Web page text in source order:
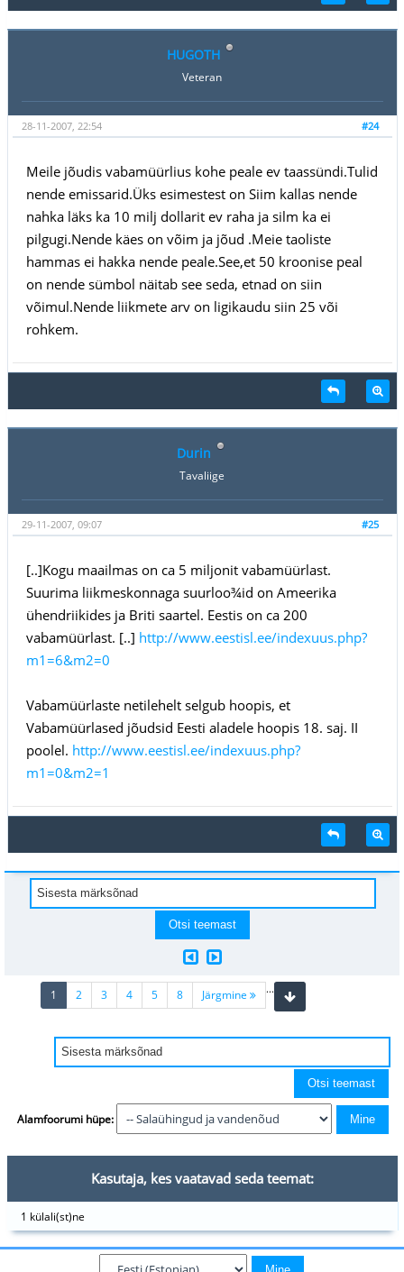
HUGOTH
Veteran
#24
28-11-2007, 22:54
Meile jõudis vabamüürlius kohe peale ev taassündi.Tulid
nende emissarid.Üks esimestest on Siim kallas nende
nahka läks ka 10 milj dollarit ev raha ja silm ka ei
pilgugi.Nende käes on võim ja jõud .Meie taoliste
hammas ei hakka nende peale.See,et 50 kroonise peal
on nende sümbol näitab see seda, etnad on siin
võimul.Nende liikmete arv on ligikaudu siin 25 või
rohkem.
Durin
Tavaliige
#25
29-11-2007, 09:07
[..]Kogu maailmas on ca 5 miljonit vabamüürlast.
Suurima liikmeskonnaga suurloo¾id on Ameerika
ühendriikides ja Briti saartel. Eestis on ca 200
vabamüürlast. [..] http://www.eestisl.ee/indexuus.php?
m1=6&m2=0
Vabamüürlaste netilehelt selgub hoopis, et
Vabamüürlased jõudsid Eesti aladele hoopis 18. saj. II
poolel. http://www.eestisl.ee/indexuus.php?
m1=0&m2=1
1 (current)
2 3 4 5 ...
8 Järgmine
Alamfoorumi hüpe:
Kasutaja, kes vaatavad seda teemat:
1 külali(st)ne